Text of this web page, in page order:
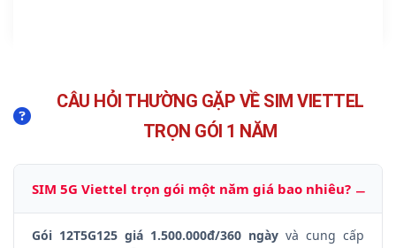
CÂU HỎI THƯỜNG GẶP VỀ SIM VIETTEL
TRỌN GÓI 1 NĂM
SIM 5G Viettel trọn gói một năm giá bao nhiêu?
Gói 12T5G125 giá 1.500.000đ/360 ngày và cung cấp